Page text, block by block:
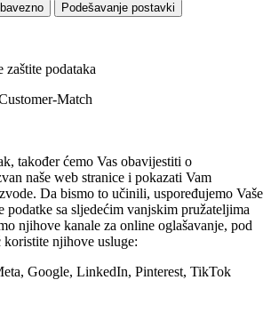
Podešavanje postavki
podataka
Match
također ćemo Vas obavijestiti o
naše web stranice i pokazati Vam
Da bismo to učinili, uspoređujemo Vaše
podatke sa sljedećim vanjskim pružateljima
njihove kanale za online oglašavanje, pod
koristite njihove usluge:
Google, LinkedIn, Pinterest, TikTok